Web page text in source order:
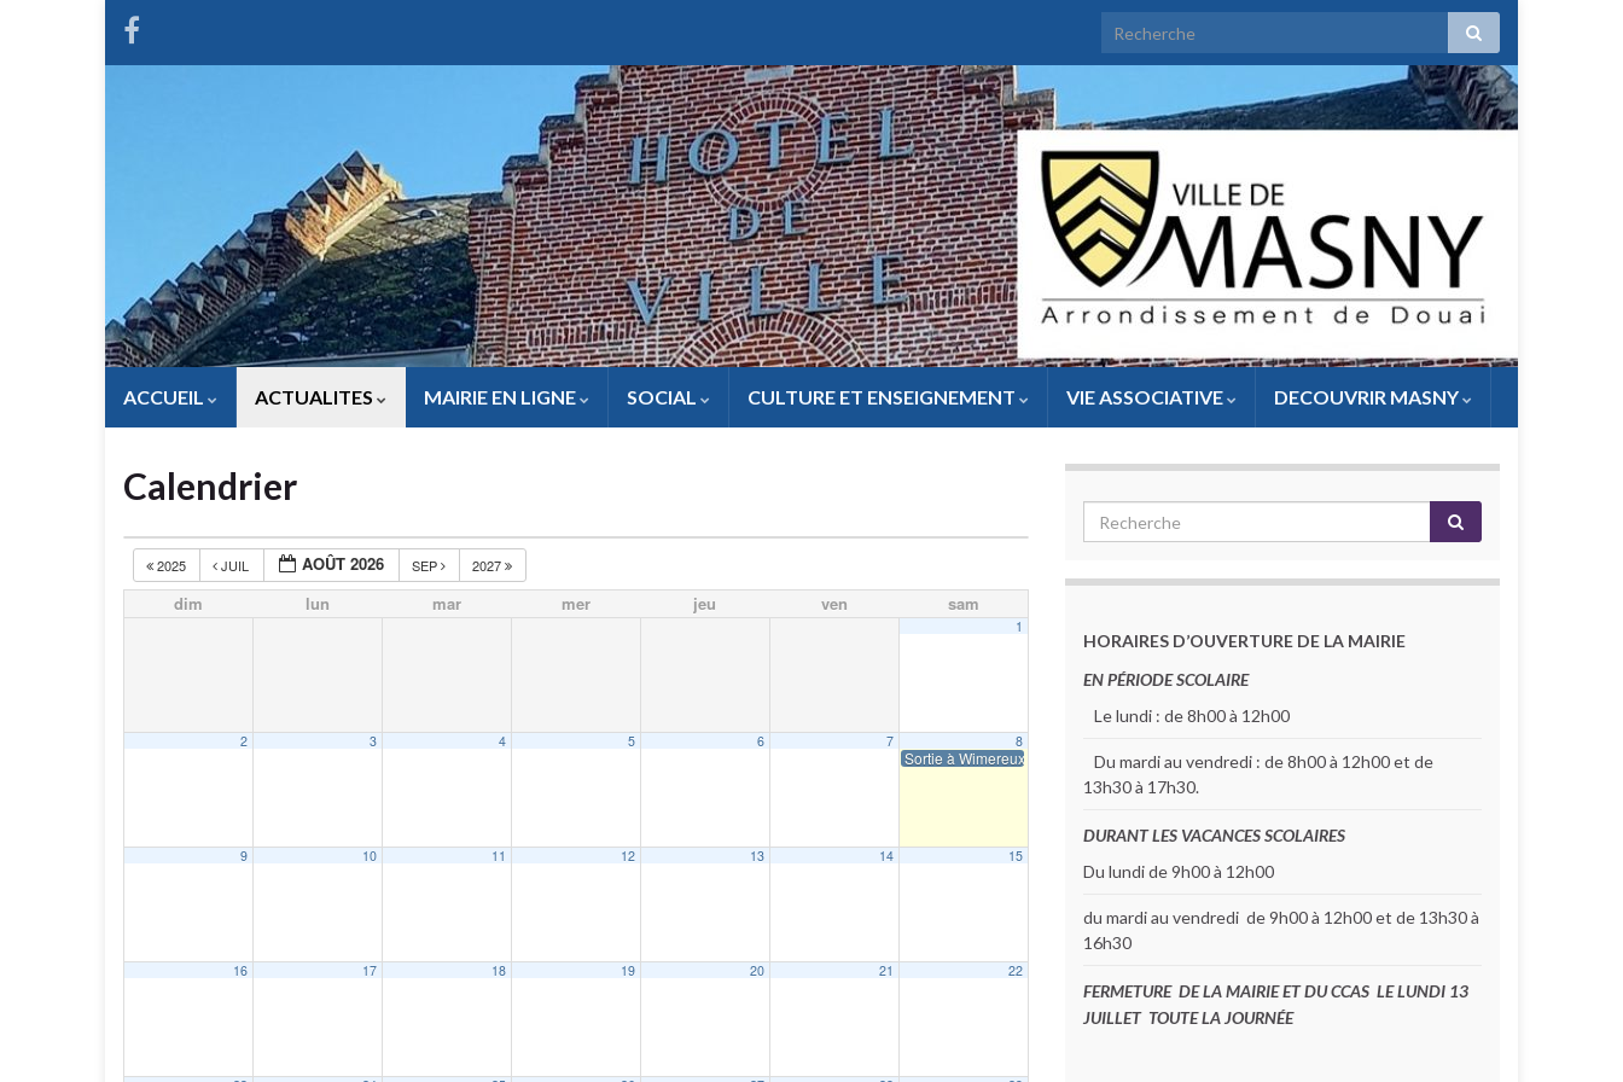
ACCUEIL ACTUALITES MAIRIE EN LIGNE SOCIAL CULTURE ET ENSEIGNEMENT VIE ASSOCIATIVE DECOUVRIR MASNY
Calendrier
2025 JUIL AOÛT 2026 SEP 2027
dim lun mar mer jeu ven sam
1
2 3 4 5 6 7 8
Sortie à Wimereux
9 10 11 12 13 14 15
16 17 18 19 20 21 22
HORAIRES D’OUVERTURE DE LA MAIRIE
EN PÉRIODE SCOLAIRE
Le lundi : de 8h00 à 12h00
Du mardi au vendredi : de 8h00 à 12h00 et de
13h30 à 17h30.
DURANT LES VACANCES SCOLAIRES
Du lundi de 9h00 à 12h00
du mardi au vendredi de 9h00 à 12h00 et de 13h30 à
16h30
FERMETURE DE LA MAIRIE ET DU CCAS LE LUNDI 13
JUILLET TOUTE LA JOURNÉE